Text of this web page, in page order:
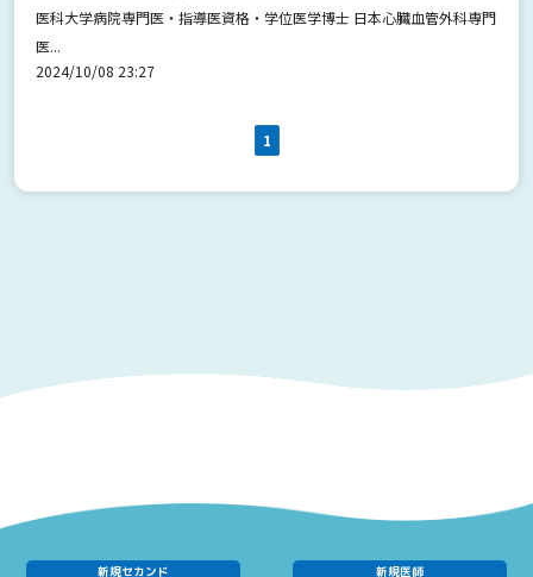
医科大学病院専門医・指導医資格・学位医学博士 日本心臓血管外科専門
医...
2024/10/08 23:27
1
新規セカンド 新規医師